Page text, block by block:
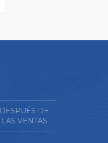
DESPUÉS DE
LAS VENTAS